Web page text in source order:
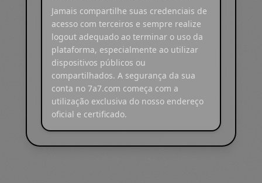
Jamais compartilhe suas credenciais de
acesso com terceiros e sempre realize
logout adequado ao terminar o uso da
plataforma, especialmente ao utilizar
dispositivos públicos ou
compartilhados. A segurança da sua
conta no 7a7.com começa com a
utilização exclusiva do nosso endereço
oficial e certificado.